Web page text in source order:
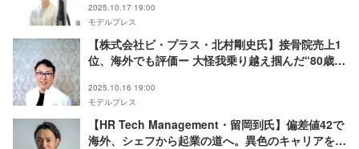
プレス連動＞
2025.10.17 19:00
モデルプレス
【株式会社ビ・プラス・北村剛史氏】接骨院売上1
位、海外でも評価ー 大怪我乗り越え掴んだ“80歳現
モデルプレス連動＞
2025.10.16 19:00
モデルプレス
【HR Tech Management・留岡到氏】偏差値42で
海外、シェフから起業の道へ。異色のキャリアを築